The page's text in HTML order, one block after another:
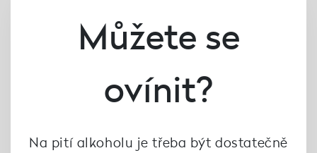
Acústic Montsant 2021,
Acústic
Můžete se
ovínit?
Na pití alkoholu je třeba být dostatečně